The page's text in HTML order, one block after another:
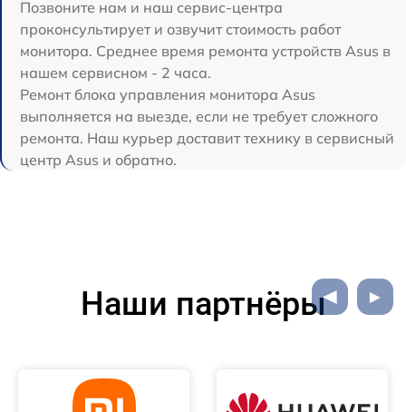
Позвоните нам и наш сервис-центра
проконсультирует и озвучит стоимость работ
монитора. Среднее время ремонта устройств Asus в
нашем сервисном - 2 часа.
Ремонт блока управления монитора Asus
выполняется на выезде, если не требует сложного
ремонта. Наш курьер доставит технику в сервисный
центр Asus и обратно.
Наши партнёры